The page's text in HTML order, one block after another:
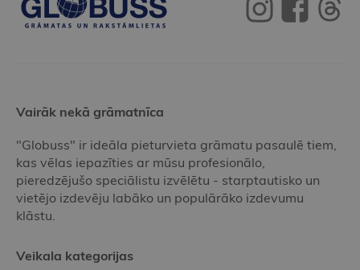
Vairāk nekā grāmatnīca
"Globuss" ir ideāla pieturvieta grāmatu pasaulē tiem,
kas vēlas iepazīties ar mūsu profesionālo,
pieredzējušo speciālistu izvēlētu - starptautisko un
vietējo izdevēju labāko un populārāko izdevumu
klāstu.
Veikala kategorijas